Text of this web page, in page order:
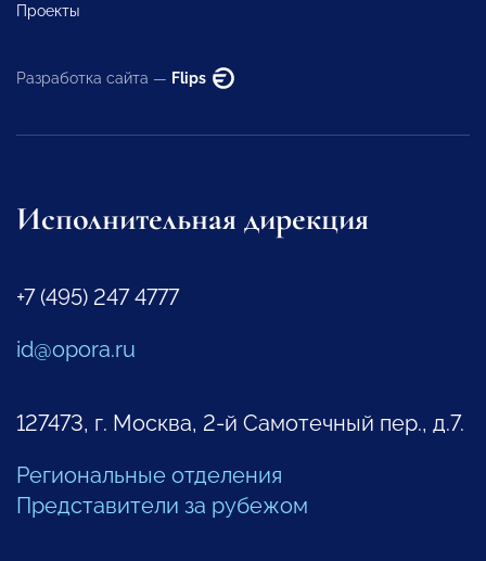
Проекты
Разработка сайта — Flips
Исполнительная дирекция
+7 (495) 247 4777
id@opora.ru
127473, г. Москва, 2-й Самотечный пер., д.7.
Региональные отделения
Представители за рубежом